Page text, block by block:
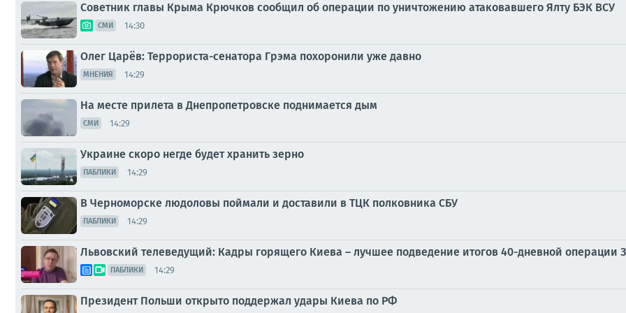
Советник главы Крыма Крючков сообщил об операции по уничтожению атаковавшего Ялту БЭК ВСУ
СМИ 14:30
Олег Царёв: Террориста-сенатора Грэма похоронили уже давно
МНЕНИЯ 14:29
На месте прилета в Днепропетровске поднимается дым
СМИ 14:29
Украине скоро негде будет хранить зерно
ПАБЛИКИ 14:29
В Черноморске людоловы поймали и доставили в ТЦК полковника СБУ
ПАБЛИКИ 14:29
Львовский телеведущий: Кадры горящего Киева – лучшее подведение итогов 40-дневной операции
ПАБЛИКИ 14:29
Президент Польши открыто поддержал удары Киева по РФ